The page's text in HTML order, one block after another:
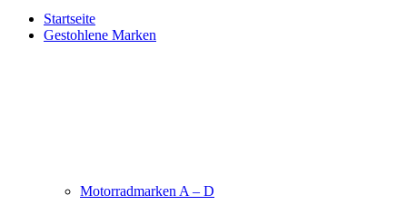
Startseite
Gestohlene Marken
Motorradmarken A – D